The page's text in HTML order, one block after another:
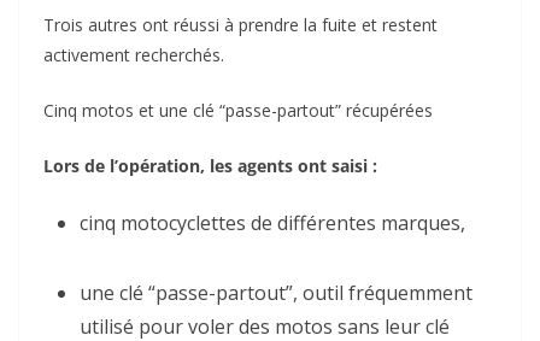
Trois autres ont réussi à prendre la fuite et restent
activement recherchés.
Cinq motos et une clé “passe-partout” récupérées
Lors de l’opération, les agents ont saisi :
cinq motocyclettes de différentes marques,
une clé “passe-partout”, outil fréquemment
utilisé pour voler des motos sans leur clé